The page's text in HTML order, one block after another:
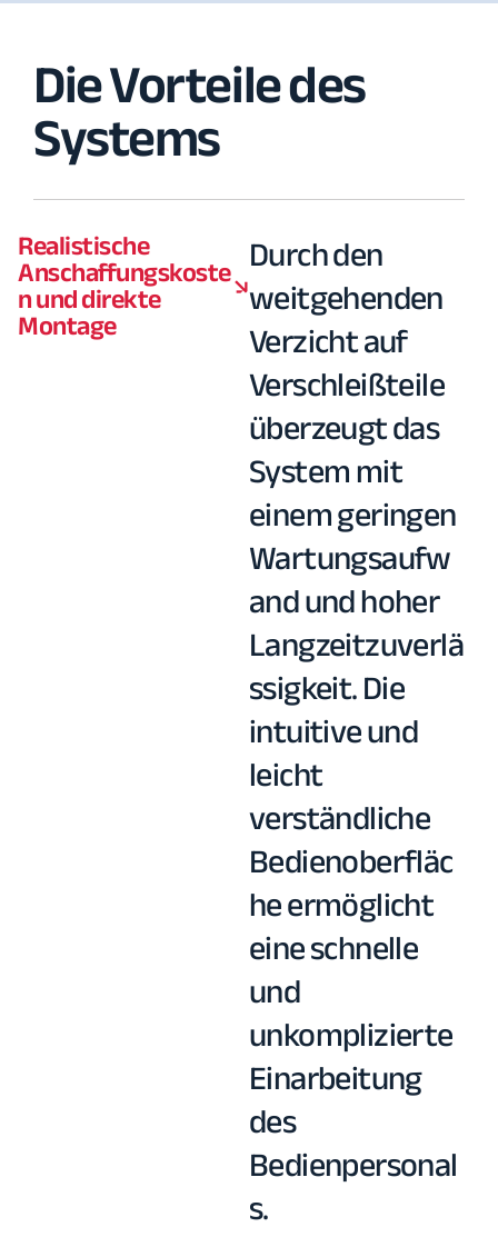
Die Vorteile des
Systems
Realistische
Anschaffungskoste
n und direkte
Montage
Durch den
weitgehenden
Verzicht auf
Verschleißteile
überzeugt das
System mit
einem geringen
Wartungsaufw
and und hoher
Langzeitzuverlä
ssigkeit. Die
intuitive und
leicht
verständliche
Bedienoberfläc
he ermöglicht
eine schnelle
und
unkomplizierte
Einarbeitung
des
Bedienpersonal
s.